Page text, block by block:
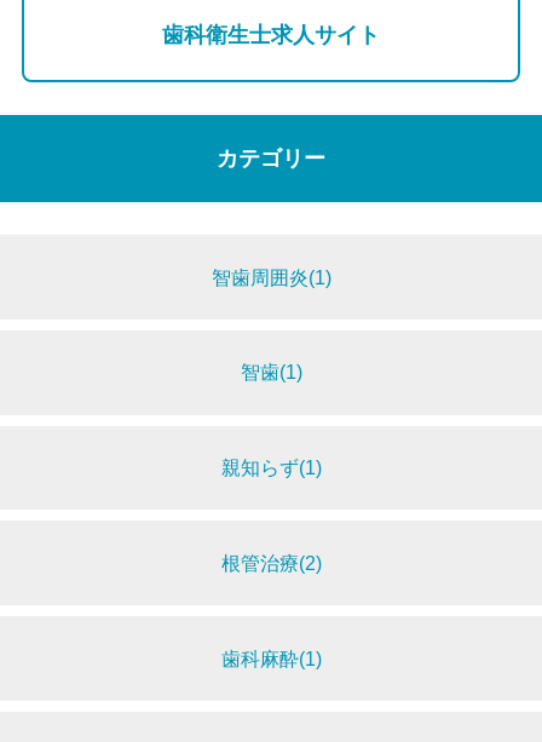
歯科衛生士求人サイト
カテゴリー
智歯周囲炎(1)
智歯(1)
親知らず(1)
根管治療(2)
歯科麻酔(1)